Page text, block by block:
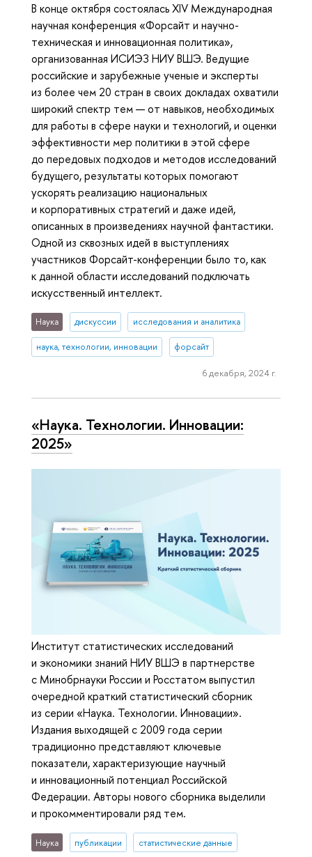
В конце октября состоялась XIV Международная
научная конференция «Форсайт и научно-
техническая и инновационная политика»,
организованная ИСИЭЗ НИУ ВШЭ. Ведущие
российские и зарубежные ученые и эксперты
из более чем 20 стран в своих докладах охватили
широкий спектр тем — от навыков, необходимых
для работы в сфере науки и технологий, и оценки
эффективности мер политики в этой сфере
до передовых подходов и методов исследований
будущего, результаты которых помогают
ускорять реализацию национальных
и корпоративных стратегий и даже идей,
описанных в произведениях научной фантастики.
Одной из сквозных идей в выступлениях
участников Форсайт-конференции было то, как
к данной области исследований подключать
искусственный интеллект.
Наука дискуссии исследования и аналитика
наука, технологии, инновации форсайт
6 декабря, 2024 г.
«Наука. Технологии. Инновации:
2025»
Институт статистических исследований
и экономики знаний НИУ ВШЭ в партнерстве
с Минобрнауки России и Росстатом выпустил
очередной краткий статистический сборник
из серии «Наука. Технологии. Инновации».
Издания выходящей с 2009 года серии
традиционно представляют ключевые
показатели, характеризующие научный
и инновационный потенциал Российской
Федерации. Авторы нового сборника выделили
и прокомментировали ряд тем.
Наука публикации статистические данные